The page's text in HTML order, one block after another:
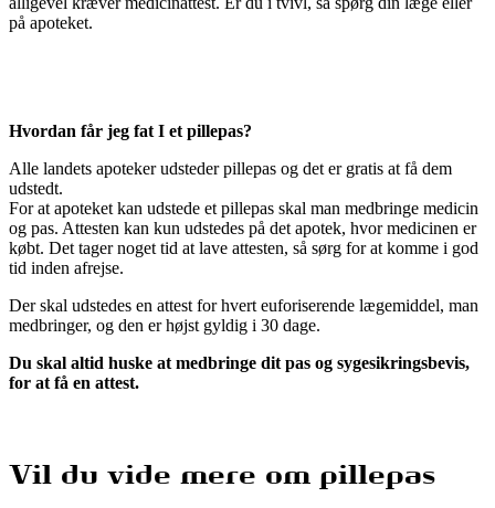
på apoteket.
Hvordan får jeg fat I et pillepas?
Alle landets apoteker udsteder pillepas og det er gratis at få dem
udstedt.
For at apoteket kan udstede et pillepas skal man medbringe medicin
og pas. Attesten kan kun udstedes på det apotek, hvor medicinen er
købt. Det tager noget tid at lave attesten, så sørg for at komme i god
tid inden afrejse.
Der skal udstedes en attest for hvert euforiserende lægemiddel, man
medbringer, og den er højst gyldig i 30 dage.
Du skal altid huske at medbringe dit pas og sygesikringsbevis,
for at få en attest.
Vil du vide mere om pillepas